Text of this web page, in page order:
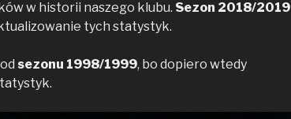
w historii naszego klubu. Sezon 2018/2019
tych statystyk.
sezonu 1998/1999, bo dopiero wtedy